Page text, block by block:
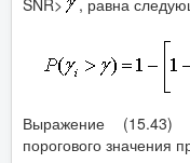
Выражение (15.43)
порогового значения